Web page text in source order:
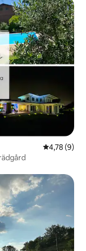
4,78 av 5 i
4,78 (9)